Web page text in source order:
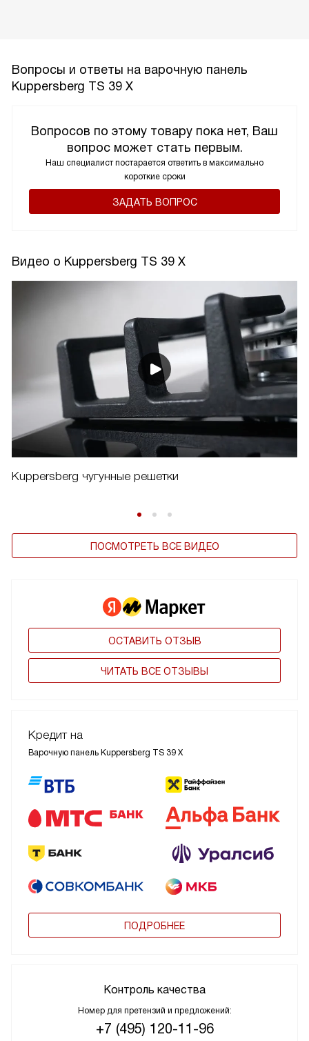
Вопросы и ответы на варочную панель
Kuppersberg TS 39 X
Вопросов по этому товару пока нет, Ваш
вопрос может стать первым.
Наш специалист постарается ответить в максимально
короткие сроки
ЗАДАТЬ ВОПРОС
Видео о Kuppersberg TS 39 X
Kuppersberg чугунные решетки
ПОСМОТРЕТЬ ВСЕ ВИДЕО
ОСТАВИТЬ ОТЗЫВ
ЧИТАТЬ ВСЕ ОТЗЫВЫ
Кредит на
Варочную панель Kuppersberg TS 39 X
ПОДРОБНЕЕ
Контроль качества
Номер для претензий и предложений:
+7 (495) 120-11-96